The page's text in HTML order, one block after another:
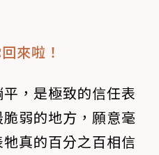
來啦！
，是極致的信任表
弱的地方，願意毫
真的百分之百相信